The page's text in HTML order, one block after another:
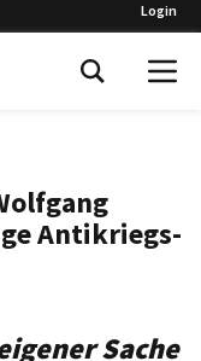
Sache